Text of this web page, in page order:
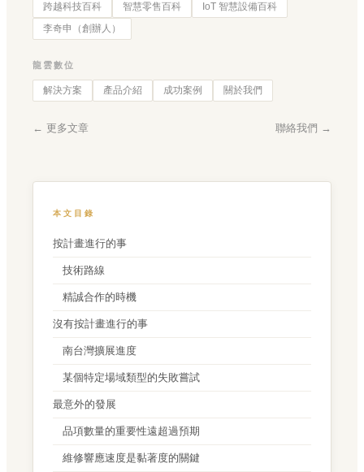
跨越科技百科
智慧零售百科
IoT 智慧設備百科
李奇申（創辦人）
龍雲數位
解決方案 產品介紹 成功案例 關於我們
← 更多文章 聯絡我們 →
本文目錄
按計畫進行的事
技術路線
精誠合作的時機
沒有按計畫進行的事
南台灣擴展進度
某個特定場域類型的失敗嘗試
最意外的發展
品項數量的重要性遠超過預期
維修響應速度是黏著度的關鍵